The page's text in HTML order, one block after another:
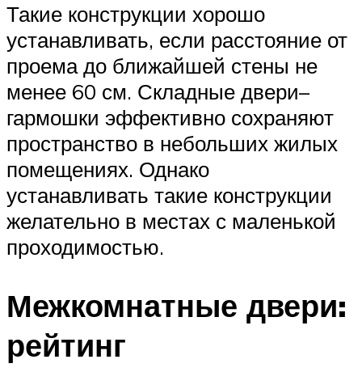
Такие конструкции хорошо
устанавливать, если расстояние от
проема до ближайшей стены не
менее 60 см. Складные двери–
гармошки эффективно сохраняют
пространство в небольших жилых
помещениях. Однако
устанавливать такие конструкции
желательно в местах с маленькой
проходимостью.
Межкомнатные двери:
рейтинг